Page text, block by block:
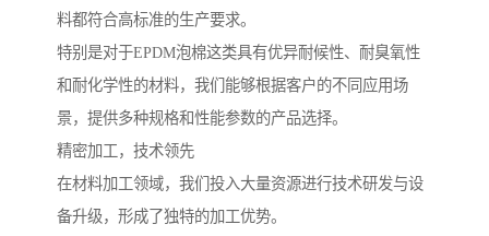
料都符合高标准的生产要求。
特别是对于EPDM泡棉这类具有优异耐候性、耐臭氧性
和耐化学性的材料，我们能够根据客户的不同应用场
景，提供多种规格和性能参数的产品选择。
精密加工，技术领先
在材料加工领域，我们投入大量资源进行技术研发与设
备升级，形成了独特的加工优势。